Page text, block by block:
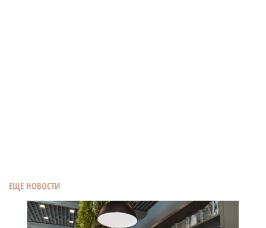
ЕЩЕ НОВОСТИ